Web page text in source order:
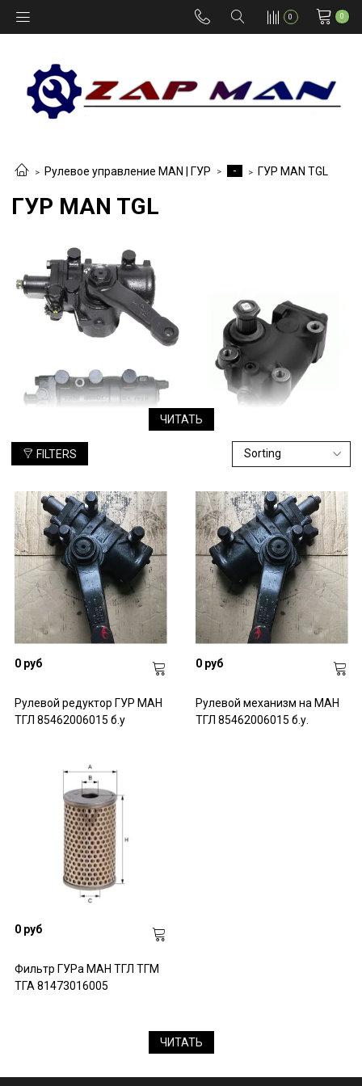
0 0
Рулевое управление MAN | ГУР - ГУР MAN TGL
ГУР MAN TGL
ГУР на грузовики MAN TGL
Возникли трудности во время поворотов? Обратили внимание
на нечеткую реакцию колес? Вас беспокоит быстрый расход
масла?Заметив неисправности, не откладывайте посещение
сервисного центра. Проверьте состояние рулевой системы
грузовика. Обратите внимание на ГУР, сам руль, а также на
состояние, в котором находятся кронштейны крепления
ЧИТАТЬ
FILTERS
0 руб
Рулевой редуктор ГУР МАН
ТГЛ 85462006015 б.у
0 руб
Рулевой механизм на МАН
ТГЛ 85462006015 б.у.
0 руб
Фильтр ГУРа МАН ТГЛ ТГМ
ТГА 81473016005
ЧИТАТЬ